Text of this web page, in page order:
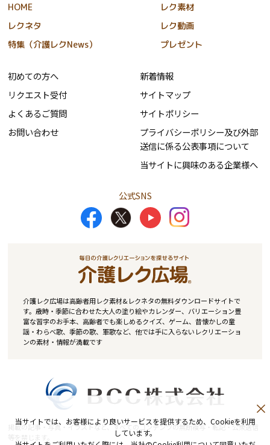
HOME
レク素材
レクネタ
レク動画
特集（介護レクNews）
プレゼント
初めての方へ
リクエスト受付
よくあるご質問
お問い合わせ
新着情報
サイトマップ
サイトポリシー
プライバシーポリシー及び外部
送信に係る公表事項について
当サイトに興味のある企業様へ
公式SNS
介護レク広場は高齢者用レク素材&レクネタの無料ダウンロードサイトで
す。歳時・季節に合わせた大人の塗り絵やカレンダー、バリエーション豊
富な習字のお手本、高齢者でも楽しめるクイズ、ゲーム、昔懐かしの童
謡・わらべ歌、季節の歌、軍歌など、他では手に入らないレクリエーショ
ンの素材・情報が満載です
掲載の記事・写真・イラストなど、すべてのコンテンツの無断複写・転記・公衆送信
当サイトでは、お客様により良いサービスを提供するため、Cookieを利用
しています。